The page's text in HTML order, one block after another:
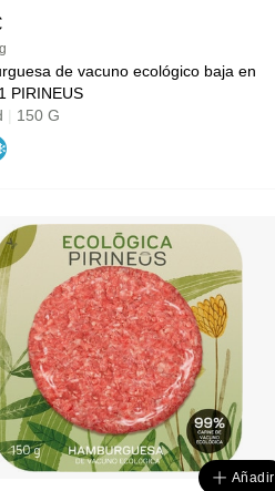
de vacuno ecológico baja en
grasa 1 PIRINEUS
150 G
Añadir